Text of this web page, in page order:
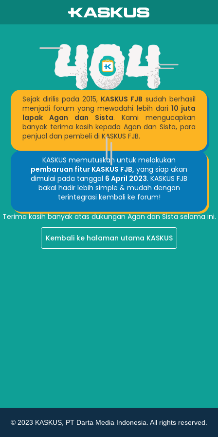
Sejak dirilis pada 2015, KASKUS FJB sudah berhasil
menjadi forum yang mewadahi lebih dari 10 juta
lapak Agan dan Sista. Kami mengucapkan
banyak terima kasih kepada Agan dan Sista, para
penjual dan pembeli di KASKUS FJB.
KASKUS memutuskan untuk melakukan
pembaruan fitur KASKUS FJB, yang siap akan
dimulai pada tanggal 6 April 2023. KASKUS FJB
bakal hadir lebih simple & mudah dengan
terintegrasi kembali ke forum!
Terima kasih banyak atas dukungan Agan dan Sista selama ini.
Kembali ke halaman utama KASKUS
© 2023 KASKUS, PT Darta Media Indonesia. All rights reserved.